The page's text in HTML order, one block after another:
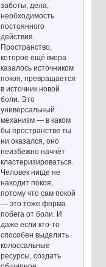
заботы, дела,
необходимость
постоянного
действия.
Пространство,
которое ещё вчера
казалось источником
покоя, превращается
в источник новой
боли. Это
универсальный
механизм — в каком
бы пространстве ты
ни оказался, оно
неизбежно начнёт
кластеризироваться.
Человек нигде не
находит покоя,
потому что сам покой
— это тоже форма
побега от боли. И
даже если кто-то
способен выделить
колоссальные
ресурсы, создать